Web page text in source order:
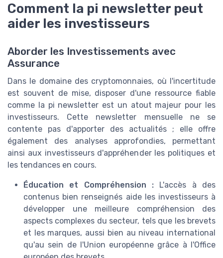
Comment la pi newsletter peut
aider les investisseurs
Aborder les Investissements avec
Assurance
Dans le domaine des cryptomonnaies, où l'incertitude
est souvent de mise, disposer d'une ressource fiable
comme la pi newsletter est un atout majeur pour les
investisseurs. Cette newsletter mensuelle ne se
contente pas d'apporter des actualités ; elle offre
également des analyses approfondies, permettant
ainsi aux investisseurs d'appréhender les politiques et
les tendances en cours.
Éducation et Compréhension : L'accès à des
contenus bien renseignés aide les investisseurs à
développer une meilleure compréhension des
aspects complexes du secteur, tels que les brevets
et les marques, aussi bien au niveau international
qu'au sein de l'Union européenne grâce à l'Office